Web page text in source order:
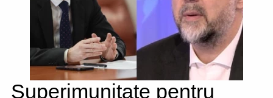
Superimunitate pentru